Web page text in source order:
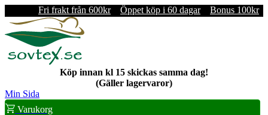
Fri frakt från 600kr Öppet köp i 60 dagar Bonus 100kr
Köp innan kl 15 skickas samma dag!
(Gäller lagervaror)
Min Sida
Varukorg